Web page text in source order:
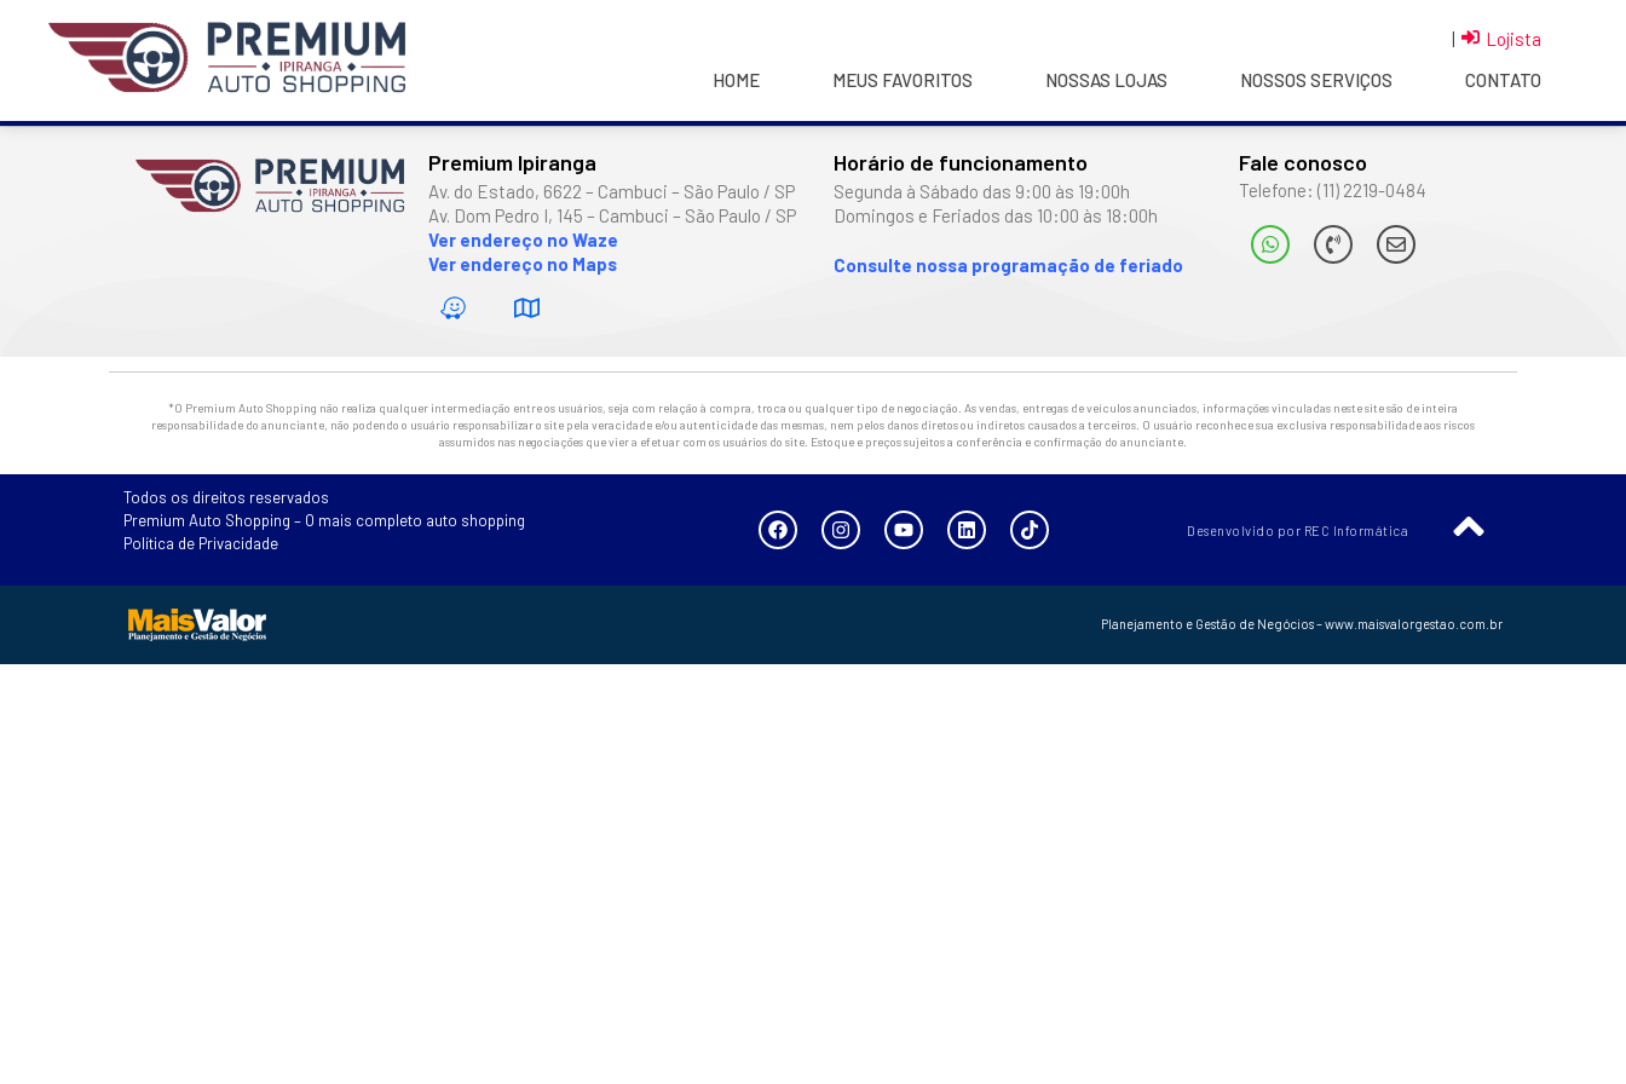
|
Lojista
HOME
MEUS FAVORITOS NOSSAS LOJAS NOSSOS SERVIÇOS CONTATO
Premium Ipiranga
Av. do Estado, 6622 – Cambuci – São Paulo / SP
Av. Dom Pedro I, 145 – Cambuci – São Paulo / SP
Ver endereço no Waze
Ver endereço no Maps
Horário de funcionamento
Segunda à Sábado das 9:00 às 19:00h
Domingos e Feriados das 10:00 às 18:00h
Consulte nossa programação de feriado
Fale conosco
Telefone: (11) 2219-0484
*O Premium Auto Shopping não realiza qualquer intermediação entre os usuários, seja com relação à compra, troca ou qualquer tipo de negociação. As vendas, entregas de veículos anunciados, informações vinculadas neste site são de inteira
responsabilidade do anunciante, não podendo o usuário responsabilizar o site pela veracidade e/ou autenticidade das mesmas, nem pelos danos diretos ou indiretos causados a terceiros. O usuário reconhece sua exclusiva responsabilidade aos riscos
assumidos nas negociações que vier a efetuar com os usuários do site. Estoque e preços sujeitos a conferência e confirmação do anunciante.
Todos os direitos reservados
Premium Auto Shopping – O mais completo auto shopping
Política de Privacidade
Desenvolvido por REC Informática
Planejamento e Gestão de Negócios – www.maisvalorgestao.com.br